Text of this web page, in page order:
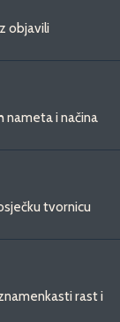
objavili
nameta i načina
tvornicu
rast i